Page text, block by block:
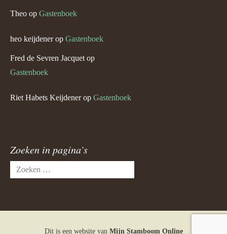
Theo op Gastenboek
heo keijdenerop Gastenboek
Fred de Sevren Jacquet op
Gastenboek
Riet Habets Keijdenerop Gastenboek
Zoeken in pagina’s
Zoeken
naar:
Dit is een website van Mijn Stamboom Online